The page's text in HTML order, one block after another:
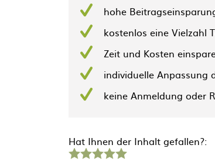
hohe
kostenlos eine Vielzahl
Zeit und Kosten
individuelle Anpassung
keine Anmeldung oder
Hat Ihnen der Inhalt gefallen?:
Stern Sterne Sterne Sterne Sterne